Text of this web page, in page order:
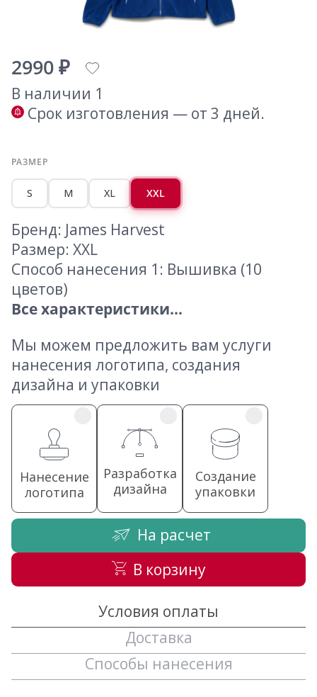
2990 ₽
В наличии 1
Срок изготовления — от 3 дней.
РАЗМЕР
S M XL XXL
Бренд: James Harvest
Размер: XXL
Способ нанесения 1: Вышивка (10
цветов)
Все характеристики...
Мы можем предложить вам услуги
нанесения логотипа, создания
дизайна и упаковки
Нанесение
логотипа
Разработка
дизайна
Создание
упаковки
На расчет
В корзину
Условия оплаты
Доставка
Способы нанесения